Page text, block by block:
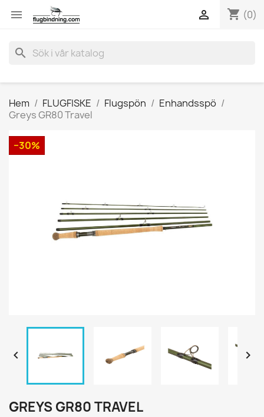
 shopping_cart (0)

search
Hem FLUGFISKE Flugspön
Enhandsspö
Greys GR80 Travel
−30%
 
GREYS GR80 TRAVEL